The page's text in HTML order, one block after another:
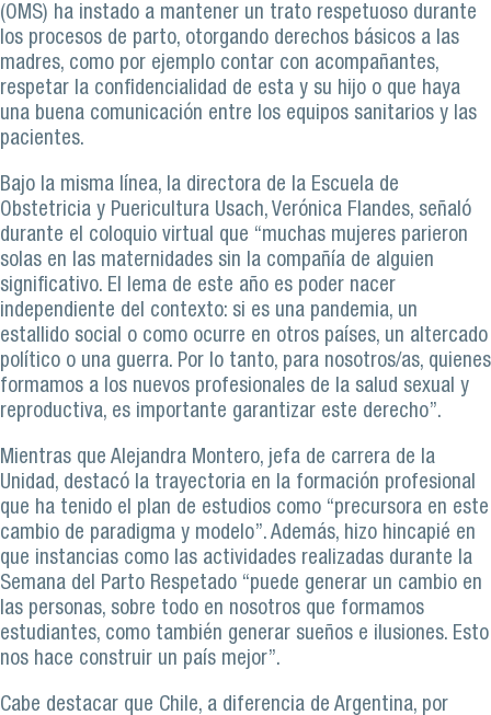
(OMS) ha instado a mantener un trato respetuoso durante
los procesos de parto, otorgando derechos básicos a las
madres, como por ejemplo contar con acompañantes,
respetar la confidencialidad de esta y su hijo o que haya
una buena comunicación entre los equipos sanitarios y las
pacientes.
Bajo la misma línea, la directora de la Escuela de
Obstetricia y Puericultura Usach, Verónica Flandes, señaló
durante el coloquio virtual que “muchas mujeres parieron
solas en las maternidades sin la compañía de alguien
significativo. El lema de este año es poder nacer
independiente del contexto: si es una pandemia, un
estallido social o como ocurre en otros países, un altercado
político o una guerra. Por lo tanto, para nosotros/as, quienes
formamos a los nuevos profesionales de la salud sexual y
reproductiva, es importante garantizar este derecho”.
Mientras que Alejandra Montero, jefa de carrera de la
Unidad, destacó la trayectoria en la formación profesional
que ha tenido el plan de estudios como “precursora en este
cambio de paradigma y modelo”. Además, hizo hincapié en
que instancias como las actividades realizadas durante la
Semana del Parto Respetado “puede generar un cambio en
las personas, sobre todo en nosotros que formamos
estudiantes, como también generar sueños e ilusiones. Esto
nos hace construir un país mejor”.
Cabe destacar que Chile, a diferencia de Argentina, por